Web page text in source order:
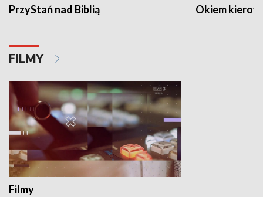
PrzyStań nad Biblią Okiem
FILMY
Filmy